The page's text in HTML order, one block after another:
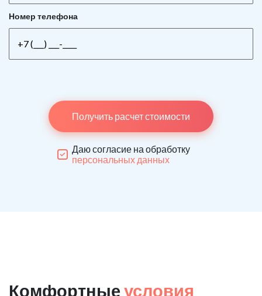
Номер телефона
Получить расчет стоимости
Даю согласие на обработку
персональных данных
Комфортные условия